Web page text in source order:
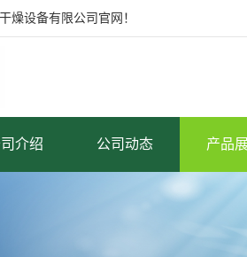
燥设备有限公司官网！
介绍 公司动态 产品